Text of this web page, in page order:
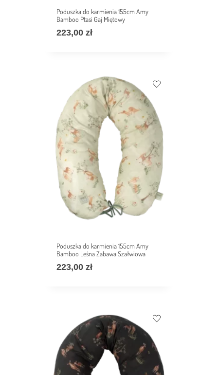
Poduszka do karmienia 155cm Amy
Bamboo Ptasi Gaj Miętowy
223,00 zł
Poduszka do karmienia 155cm Amy
Bamboo Leśna Zabawa Szałwiowa
223,00 zł